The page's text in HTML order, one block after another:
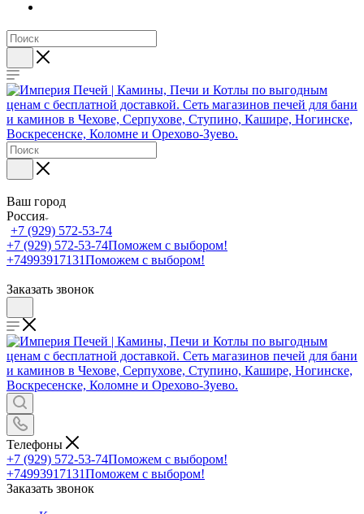
Ваш город
Россия
+7 (929) 572-53-74
+7 (929) 572-53-74Поможем с выбором!
+74993917131Поможем с выбором!
Заказать звонок
Телефоны
+7 (929) 572-53-74Поможем с выбором!
+74993917131Поможем с выбором!
Заказать звонок